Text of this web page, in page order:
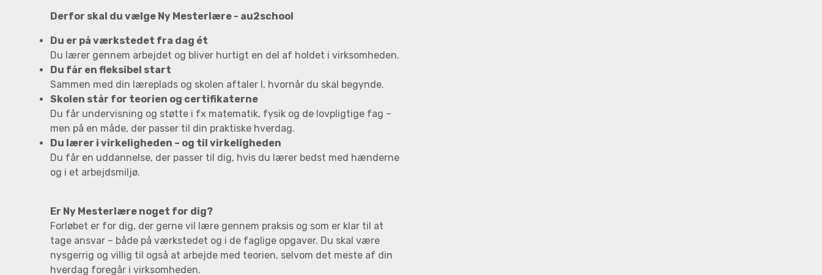
Derfor skal du vælge Ny Mesterlære - au2school
Du er på værkstedet fra dag ét
Du lærer gennem arbejdet og bliver hurtigt en del af holdet i virksomheden.
Du får en fleksibel start
Sammen med din læreplads og skolen aftaler I, hvornår du skal begynde.
Skolen står for teorien og certifikaterne
Du får undervisning og støtte i fx matematik, fysik og de lovpligtige fag –
men på en måde, der passer til din praktiske hverdag.
Du lærer i virkeligheden – og til virkeligheden
Du får en uddannelse, der passer til dig, hvis du lærer bedst med hænderne
og i et arbejdsmiljø.
Er Ny Mesterlære noget for dig?
Forløbet er for dig, der gerne vil lære gennem praksis og som er klar til at
tage ansvar – både på værkstedet og i de faglige opgaver. Du skal være
nysgerrig og villig til også at arbejde med teorien, selvom det meste af din
hverdag foregår i virksomheden.